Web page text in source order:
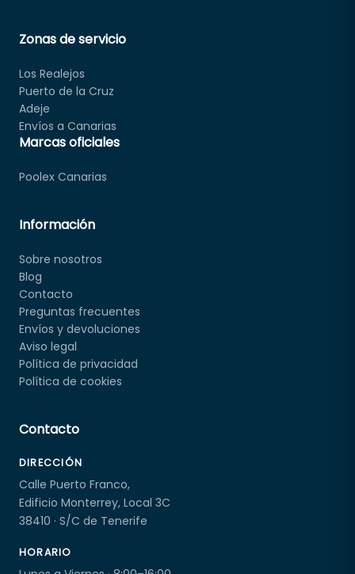
Zonas de servicio
Los Realejos
Puerto de la Cruz
Adeje
Envíos a Canarias
Marcas oficiales
Poolex Canarias
Información
Sobre nosotros
Blog
Contacto
Preguntas frecuentes
Envíos y devoluciones
Aviso legal
Política de privacidad
Política de cookies
Contacto
DIRECCIÓN
Calle Puerto Franco,
Edificio Monterrey, Local 3C
38410 · S/C de Tenerife
HORARIO